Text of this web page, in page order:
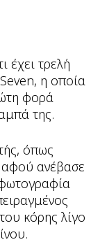
έχει τρελή
η οποία
φορά
της.
όπως
αφού ανέβασε
κόρης λίγο